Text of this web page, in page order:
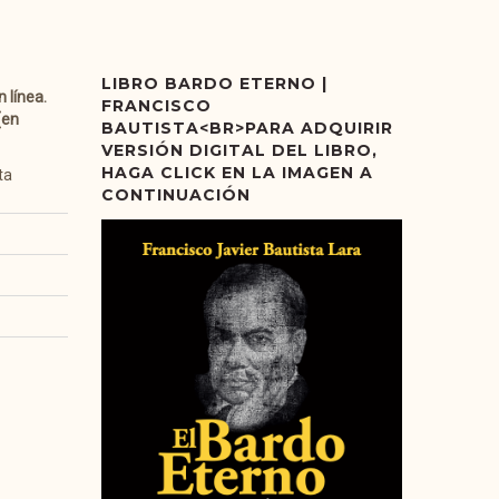
línea.
LIBRO BARDO ETERNO |
FRANCISCO
BAUTISTA<BR>PARA ADQUIRIR
VERSIÓN DIGITAL DEL LIBRO,
HAGA CLICK EN LA IMAGEN A
CONTINUACIÓN